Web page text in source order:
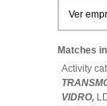
Ver
Matches
Activity
VIDRO,